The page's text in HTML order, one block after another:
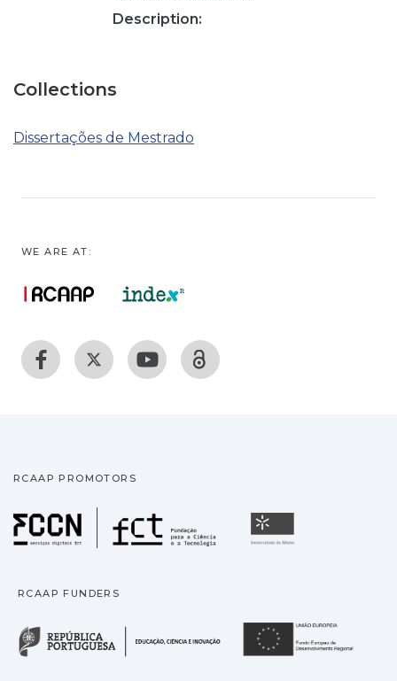
Description:
Collections
Dissertações de Mestrado
WE ARE AT:
RCAAP PROMOTORS
Fundação para a
RCAAP FUNDERS
República Portuguesa